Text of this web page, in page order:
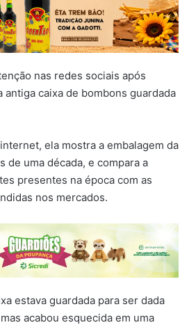
nas redes sociais após
antiga caixa de bombons guardada
ela mostra a embalagem da
de uma década, e compara a
presentes na época com as
nos mercados.
estava guardada para ser dada
acabou esquecida em uma